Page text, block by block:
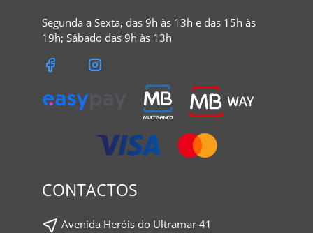
Segunda a Sexta, das 9h às 13h e das 15h às
19h; Sábado das 9h às 13h
CONTACTOS
Avenida Heróis do Ultramar 41